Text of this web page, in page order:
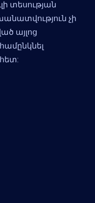
տեսության
չի
այլոց